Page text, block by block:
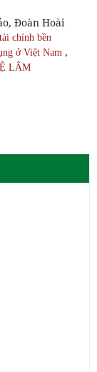
Đoàn Hoài
chính bền
ở Việt Nam ,
LÂM